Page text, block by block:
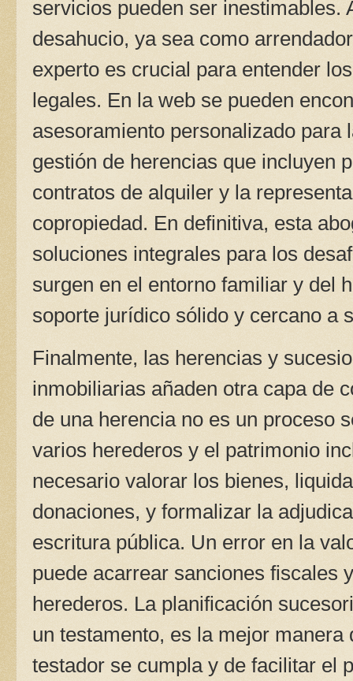
servicios pueden ser inestimables.
desahucio, ya sea como
experto es crucial para entender
legales. En la web se pueden
asesoramiento personalizado para
gestión de herencias que incluyen
contratos de alquiler y la
copropiedad. En definitiva, esta
soluciones integrales para los
surgen en el entorno familiar y del
soporte jurídico sólido y cercano a
Finalmente, las herencias y
inmobiliarias añaden otra capa de
de una herencia no es un proceso
varios herederos y el patrimonio
necesario valorar los bienes,
donaciones, y formalizar la
escritura pública. Un error en la
puede acarrear sanciones fiscales
herederos. La planificación
un testamento, es la mejor
testador se cumpla y de facilitar el